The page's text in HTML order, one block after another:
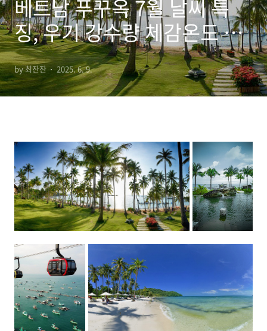
베트남 푸꾸옥 7월 날씨 특
징, 우기 강수량 체감온도 기
온 옷차림
by 최잔잔 2025. 6. 9.